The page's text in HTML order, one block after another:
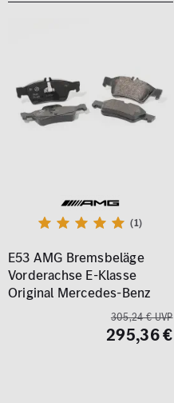
(1)
E53 AMG Bremsbeläge
Vorderachse E-Klasse
Original Mercedes-Benz
305,24 € UVP
295,36 €